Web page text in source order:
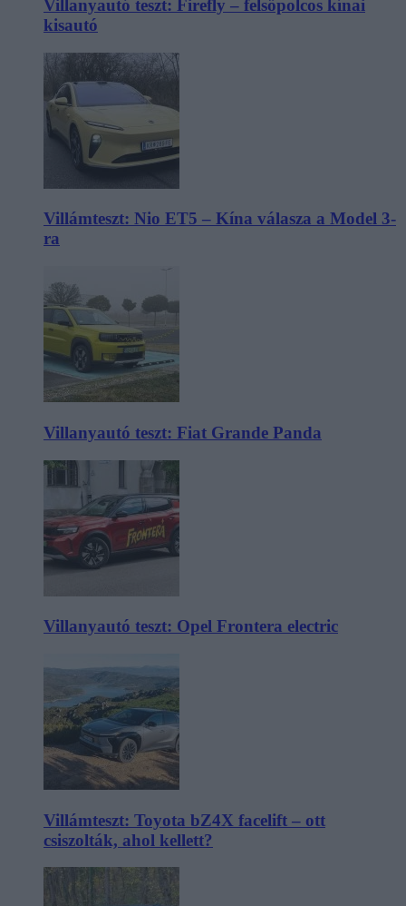
Villanyautó teszt: Firefly – felsőpolcos kínai
kisautó
Villámteszt: Nio ET5 – Kína válasza a Model 3-
ra
Villanyautó teszt: Fiat Grande Panda
Villanyautó teszt: Opel Frontera electric
Villámteszt: Toyota bZ4X facelift – ott
csiszolták, ahol kellett?